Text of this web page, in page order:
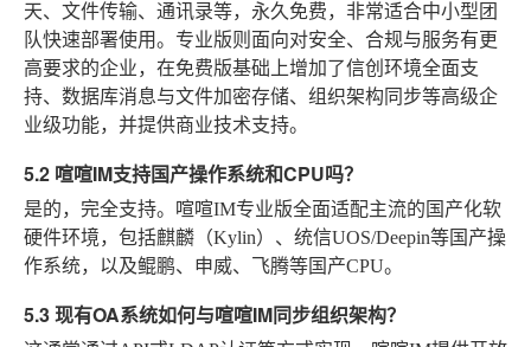
天、文件传输、通讯录等，永久免费，非常适合中小型团
队快速部署使用。专业版则面向对安全、合规与服务有更
高要求的企业，在免费版基础上增加了信创环境全面支
持、数据库消息与文件加密存储、组织架构同步等高级企
业级功能，并提供商业技术支持。
5.2 喧喧IM支持国产操作系统和CPU吗？
是的，完全支持。喧喧IM专业版全面适配主流的国产化软
硬件环境，包括麒麟（Kylin）、统信UOS/Deepin等国产操
作系统，以及鲲鹏、申威、飞腾等国产CPU。
5.3 现有OA系统如何与喧喧IM同步组织架构？